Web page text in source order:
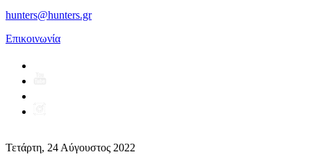
hunters@hunters.gr
Επικοινωνία
Τετάρτη, 24 Αύγουστος 2022